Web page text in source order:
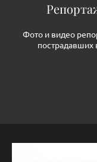
Фото и видео
пострадавших